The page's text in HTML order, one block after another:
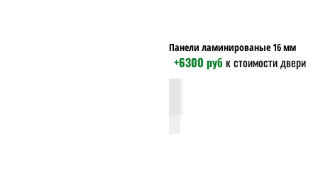
Панели ламинированые 16 мм
+6300 руб к стоимости двери